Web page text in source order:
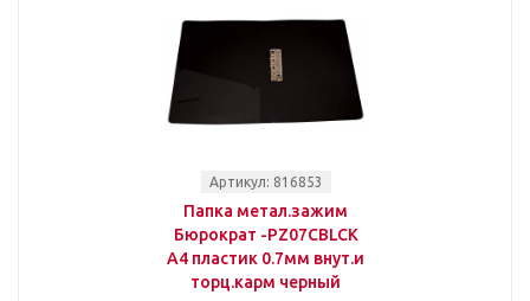
Артикул: 816853
Папка метал.зажим
Бюрократ -PZ07CBLCK
A4 пластик 0.7мм внут.и
торц.карм черный